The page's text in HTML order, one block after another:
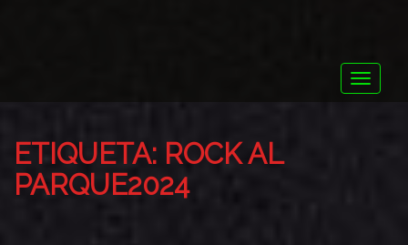
Toggle
ETIQUETA: ROCK AL
PARQUE2024